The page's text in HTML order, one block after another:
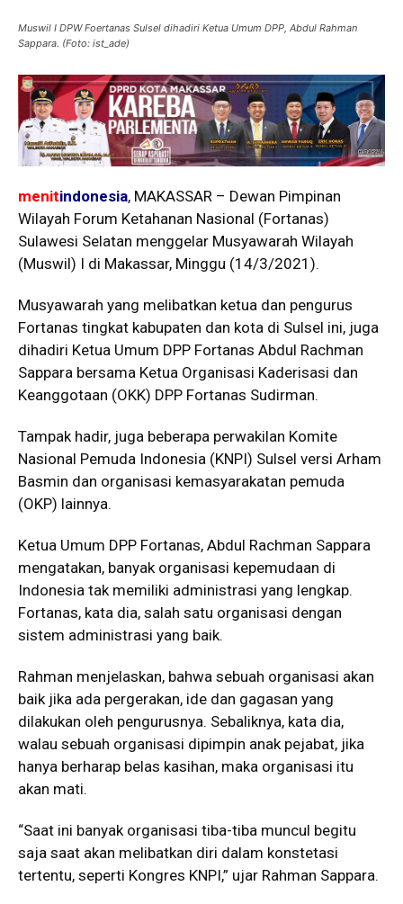
Muswil I DPW Foertanas Sulsel dihadiri Ketua Umum DPP, Abdul Rahman
Sappara. (Foto: ist_ade)
menitindonesia, MAKASSAR – Dewan Pimpinan
Wilayah Forum Ketahanan Nasional (Fortanas)
Sulawesi Selatan menggelar Musyawarah Wilayah
(Muswil) I di Makassar, Minggu (14/3/2021).
Musyawarah yang melibatkan ketua dan pengurus
Fortanas tingkat kabupaten dan kota di Sulsel ini, juga
dihadiri Ketua Umum DPP Fortanas Abdul Rachman
Sappara bersama Ketua Organisasi Kaderisasi dan
Keanggotaan (OKK) DPP Fortanas Sudirman.
Tampak hadir, juga beberapa perwakilan Komite
Nasional Pemuda Indonesia (KNPI) Sulsel versi Arham
Basmin dan organisasi kemasyarakatan pemuda
(OKP) lainnya.
Ketua Umum DPP Fortanas, Abdul Rachman Sappara
mengatakan, banyak organisasi kepemudaan di
Indonesia tak memiliki administrasi yang lengkap.
Fortanas, kata dia, salah satu organisasi dengan
sistem administrasi yang baik.
Rahman menjelaskan, bahwa sebuah organisasi akan
baik jika ada pergerakan, ide dan gagasan yang
dilakukan oleh pengurusnya. Sebaliknya, kata dia,
walau sebuah organisasi dipimpin anak pejabat, jika
hanya berharap belas kasihan, maka organisasi itu
akan mati.
“Saat ini banyak organisasi tiba-tiba muncul begitu
saja saat akan melibatkan diri dalam konstetasi
tertentu, seperti Kongres KNPI,” ujar Rahman Sappara.